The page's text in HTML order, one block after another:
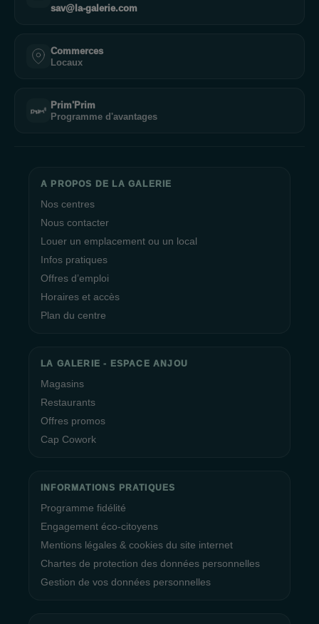
sav@la-galerie.com
Commerces
Locaux
Prim'Prim
Programme d'avantages
A PROPOS DE LA GALERIE
Nos centres
Nous contacter
Louer un emplacement ou un local
Infos pratiques
Offres d’emploi
Horaires et accès
Plan du centre
LA GALERIE - ESPACE ANJOU
Magasins
Restaurants
Offres promos
Cap Cowork
INFORMATIONS PRATIQUES
Programme fidélité
Engagement éco-citoyens
Mentions légales & cookies du site internet
Chartes de protection des données personnelles
Gestion de vos données personnelles